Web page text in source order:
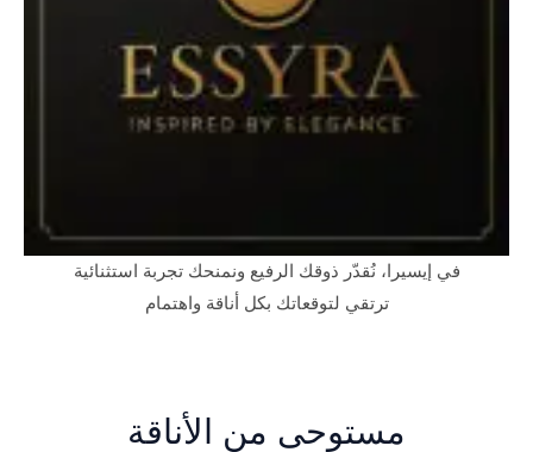
في إيسيرا، نُقدّر ذوقك الرفيع ونمنحك تجربة استثنائية
ترتقي لتوقعاتك بكل أناقة واهتمام
مستوحى من الأناقة